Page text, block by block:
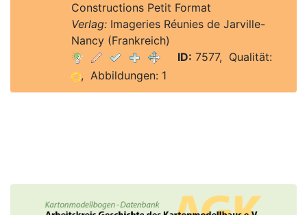
Constructions Petit Format
Verlag:Imageries Réunies de Jarville-
Nancy (Frankreich)
ID: 7577, Qualität:
, Abbildungen: 1